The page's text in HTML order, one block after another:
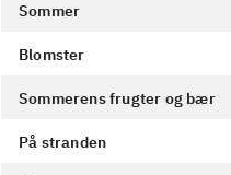
Sommer
Blomster
Sommerens frugter og bær
På stranden